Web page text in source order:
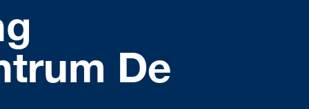
De